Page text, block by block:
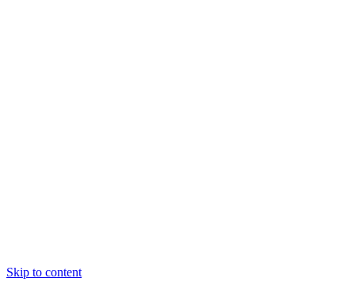
Skip to content